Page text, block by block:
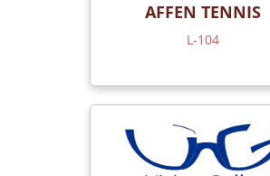
AFFEN TENNIS
L-104